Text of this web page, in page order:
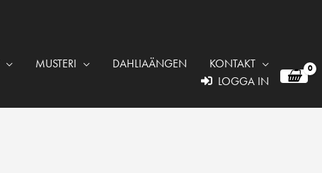
MUSTERI DAHLIAÄNGEN
KONTAKT
LOGGA IN